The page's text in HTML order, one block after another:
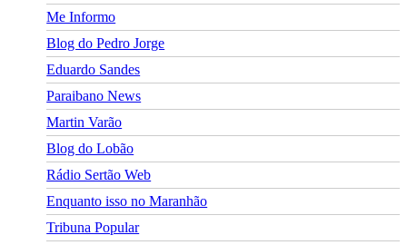
Me Informo
Blog do Pedro Jorge
Eduardo Sandes
Paraibano News
Martin Varão
Blog do Lobão
Rádio Sertão Web
Enquanto isso no Maranhão
Tribuna Popular